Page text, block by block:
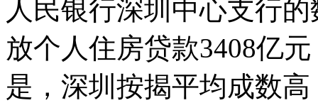
人民银行深圳中心支行
放个人住房贷款3408亿
是，深圳按揭平均成数